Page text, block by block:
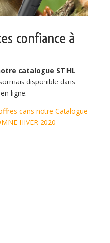
confiance à
catalogue STIHL
disponible dans
ligne.
dans notre Catalogue
HIVER 2020